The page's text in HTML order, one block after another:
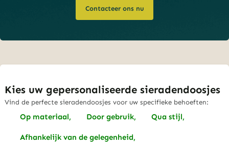
Contacteer ons nu
Kies uw gepersonaliseerde sieradendoosjes
Vind de perfecte sieradendoosjes voor uw specifieke behoeften:
Op materiaal, Door gebruik, Qua stijl,
Afhankelijk van de gelegenheid,